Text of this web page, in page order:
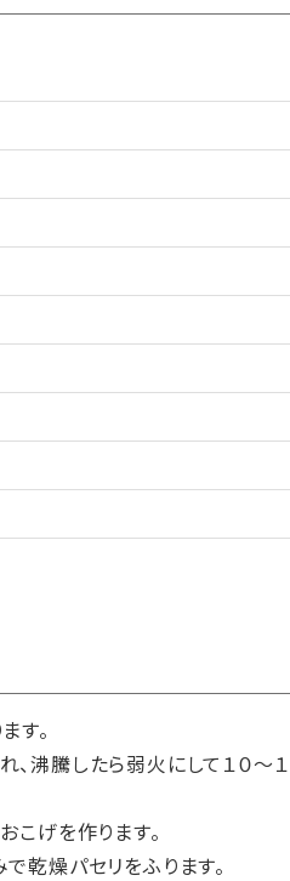
す。
騰したら弱火にして１０～１
こげを作ります。
乾燥パセリをふります。